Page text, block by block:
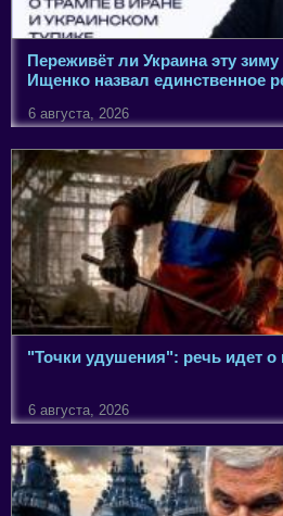
Переживёт ли Украина эту
Ищенко назвал единственное
6 августа, 2026
"Точки удушения": речь идет
6 августа, 2026